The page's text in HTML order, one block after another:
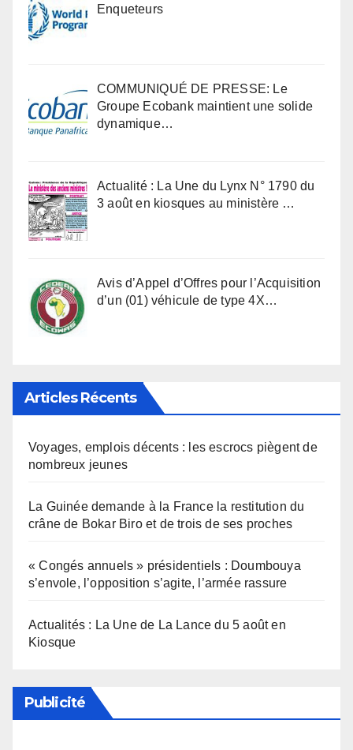
Enqueteurs
COMMUNIQUÉ DE PRESSE: Le
Groupe Ecobank maintient une solide
dynamique…
Actualité : La Une du Lynx N° 1790 du
3 août en kiosques au ministère …
Avis d’Appel d’Offres pour l’Acquisition
d’un (01) véhicule de type 4X…
Articles Récents
Voyages, emplois décents : les escrocs piègent de
nombreux jeunes
La Guinée demande à la France la restitution du
crâne de Bokar Biro et de trois de ses proches
« Congés annuels » présidentiels : Doumbouya
s’envole, l’opposition s’agite, l’armée rassure
Actualités : La Une de La Lance du 5 août en
Kiosque
Publicité